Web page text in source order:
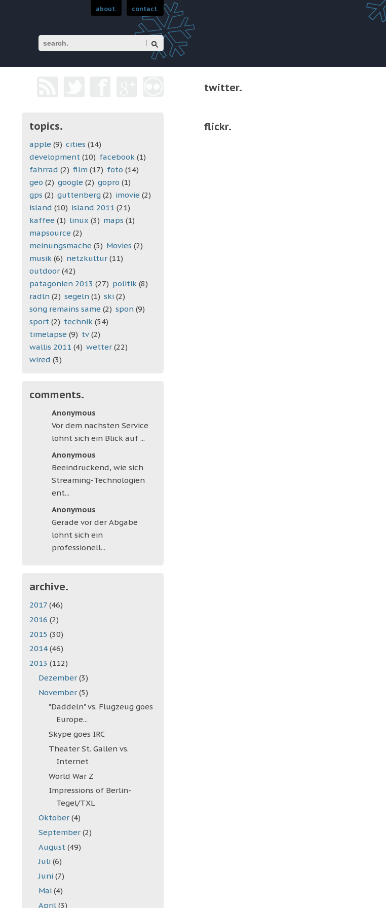
about. contact.
Suchen
topics.
apple (9) cities (14)
development (10) facebook (1)
fahrrad (2) film (17) foto (14)
geo (2) google (2) gopro (1)
gps (2) guttenberg (2) imovie (2)
island (10) island 2011 (21)
kaffee (1) linux (3) maps (1)
mapsource (2)
meinungsmache (5) Movies (2)
musik (6) netzkultur (11)
outdoor (42)
patagonien 2013 (27) politik (8)
radln (2) segeln (1) ski (2)
song remains same (2) spon (9)
sport (2) technik (54)
timelapse (9) tv (2)
wallis 2011 (4) wetter (22)
wired (3)
comments.
Anonymous
Vor dem nachsten Service
lohnt sich ein Blick auf ...
Anonymous
Beeindruckend, wie sich
Streaming-Technologien
ent...
Anonymous
Gerade vor der Abgabe
lohnt sich ein
professionell...
archive.
2017 (46)
2016 (2)
2015 (30)
2014 (46)
2013 (112)
Dezember (3)
November (5)
"Daddeln" vs. Flugzeug goes
Europe...
Skype goes IRC
Theater St. Gallen vs.
Internet
World War Z
Impressions of Berlin-
Tegel/TXL
Oktober (4)
September (2)
August (49)
Juli (6)
Juni (7)
Mai (4)
April (3)
twitter.
flickr.